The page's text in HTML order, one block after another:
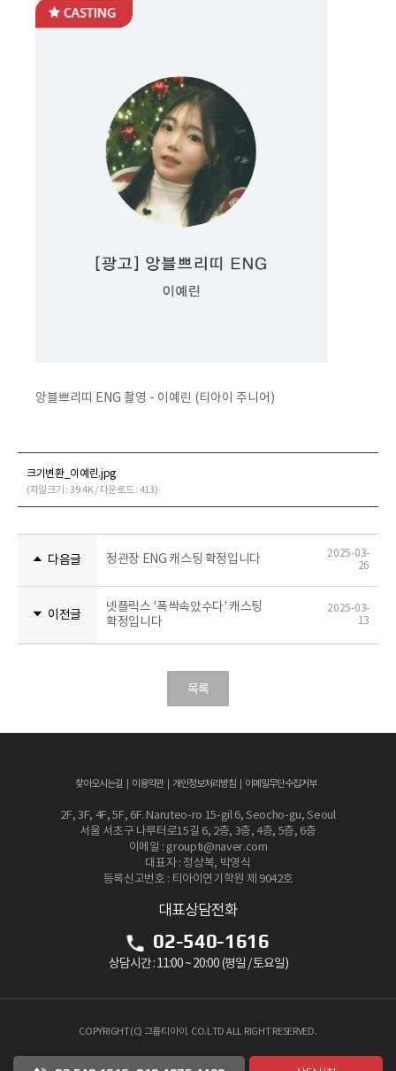
앙블쁘리띠 ENG 촬영 - 이예린 (티아이 주니어)
크기변환_이예린.jpg
(파일크기 : 39.4K / 다운로드 : 413)
다음글 정관장 ENG 캐스팅 확정입니다
2025-03-
26
이전글
넷플릭스 '폭싹속았수다' 캐스팅
확정입니다
2025-03-
13
목록
찾아오시는길 이용약관 개인정보처리방침 이메일무단수집거부
2F, 3F, 4F, 5F, 6F. Naruteo-ro 15-gil 6, Seocho-gu, Seoul
서울 서초구 나루터로15길 6, 2층, 3층, 4층, 5층, 6층
이메일 : groupti@naver.com
대표자 : 정상복, 박영식
등록신고번호 : 티아이연기학원 제 9042호
대표상담전화
02-540-1616
상담시간 : 11:00 ~ 20:00 (평일 / 토요일)
COPYRIGHT(C) 그룹티아이. CO.LTD ALL RIGHT RESERVED.